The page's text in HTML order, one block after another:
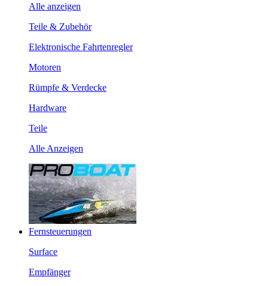
Alle anzeigen
Teile & Zubehör
Elektronische Fahrtenregler
Motoren
Rümpfe & Verdecke
Hardware
Teile
Alle Anzeigen
Fernsteuerungen
Surface
Empfänger